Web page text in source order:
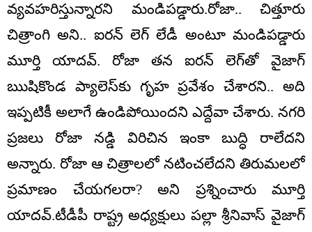
వ్యవహరిస్తున్నారని మండిపడ్డారు.రోజా.. చిత్తూరు
చిత్రాంగి అని.. ఐరన్ లెగ్ లేడీ అంటూ మండిపడ్డారు
మూర్తి యాదవ్. రోజా తన ఐరన్ లెగ్‌తో వైజాగ్
ఋషికొండ ప్యాలెస్‌కు గృహ ప్రవేశం చేశారని.. అది
ఇప్పటికీ అలాగే ఉండిపోయిందని ఎద్దేవా చేశారు. నగరి
ప్రజలు రోజా నడ్డి విరిచిన ఇంకా బుద్ధి రాలేదని
అన్నారు. రోజా ఆ చిత్రాలలో నటించలేదని తిరుమలలో
ప్రమాణం చేయగలరా? అని ప్రశ్నించారు మూర్తి
యాదవ్.టీడీపీ రాష్ట్ర అధ్యక్షులు పల్లా శ్రీనివాస్ వైజాగ్